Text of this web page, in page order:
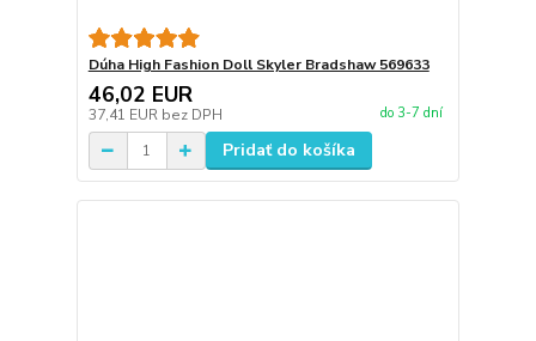
Dúha High Fashion Doll Skyler Bradshaw 569633
46,02 EUR
37,41 EUR bez DPH do 3-7 dní
Pridať do košíka